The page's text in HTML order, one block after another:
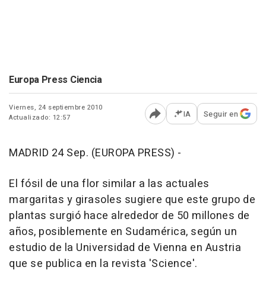
Europa Press Ciencia
Viernes, 24 septiembre 2010
Actualizado: 12:57
Abrir opciones para
IA Seguir en
MADRID 24 Sep. (EUROPA PRESS) -
El fósil de una flor similar a las actuales
margaritas y girasoles sugiere que este grupo de
plantas surgió hace alrededor de 50 millones de
años, posiblemente en Sudamérica, según un
estudio de la Universidad de Vienna en Austria
que se publica en la revista 'Science'.